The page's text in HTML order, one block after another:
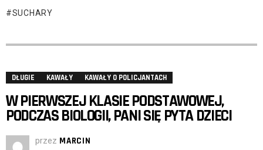
SUCHARY
DŁUGIE KAWAŁY KAWAŁY O POLICJANTACH
W PIERWSZEJ KLASIE PODSTAWOWEJ,
PODCZAS BIOLOGII, PANI SIĘ PYTA DZIECI
przez MARCIN